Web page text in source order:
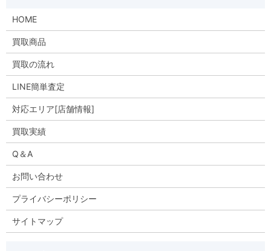
HOME
買取商品
買取の流れ
LINE簡単査定
対応エリア[店舗情報]
買取実績
Q＆A
お問い合わせ
プライバシーポリシー
サイトマップ